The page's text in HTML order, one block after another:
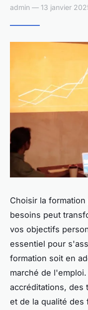
admin — 13 janvier
Choisir la
besoins peut
vos objectifs
essentiel pour
formation soit en
marché de
accréditations, des
et de la qualité des